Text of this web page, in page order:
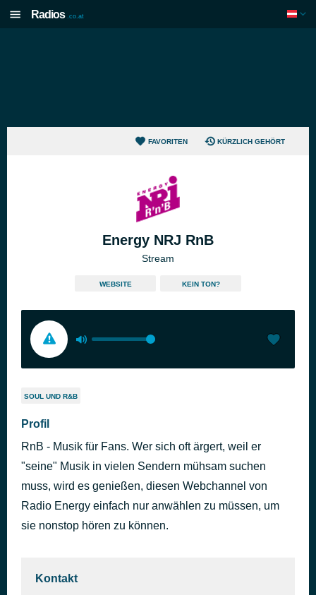
Radios .co.at
FAVORITEN KÜRZLICH GEHÖRT
Energy NRJ RnB
Stream
WEBSITE KEIN TON?
SOUL UND R&B
Profil
RnB - Musik für Fans. Wer sich oft ärgert, weil er
"seine" Musik in vielen Sendern mühsam suchen
muss, wird es genießen, diesen Webchannel von
Radio Energy einfach nur anwählen zu müssen, um
sie nonstop hören zu können.
Kontakt